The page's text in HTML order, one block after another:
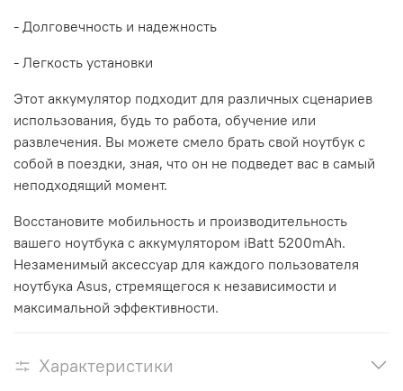
- Долговечность и надежность
- Легкость установки
Этот аккумулятор подходит для различных сценариев
использования, будь то работа, обучение или
развлечения. Вы можете смело брать свой ноутбук с
собой в поездки, зная, что он не подведет вас в самый
неподходящий момент.
Восстановите мобильность и производительность
вашего ноутбука с аккумулятором iBatt 5200mAh.
Незаменимый аксессуар для каждого пользователя
ноутбука Asus, стремящегося к независимости и
максимальной эффективности.
Характеристики